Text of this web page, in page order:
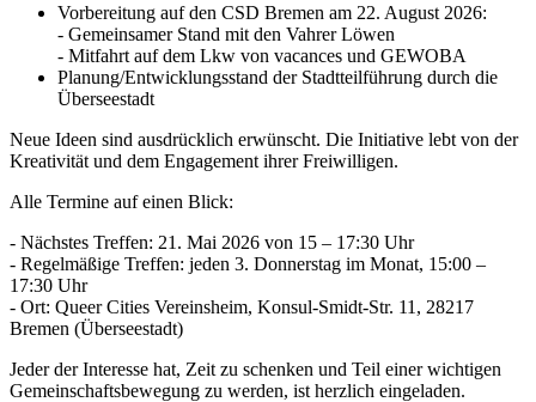
Vorbereitung auf den CSD Bremen am 22. August 2026:
- Gemeinsamer Stand mit den Vahrer Löwen
- Mitfahrt auf dem Lkw von vacances und GEWOBA
Planung/Entwicklungsstand der Stadtteilführung durch die
Überseestadt
Neue Ideen sind ausdrücklich erwünscht. Die Initiative lebt von der
Kreativität und dem Engagement ihrer Freiwilligen.
Alle Termine auf einen Blick:
- Nächstes Treffen: 21. Mai 2026 von 15 – 17:30 Uhr
- Regelmäßige Treffen: jeden 3. Donnerstag im Monat, 15:00 –
17:30 Uhr
- Ort: Queer Cities Vereinsheim, Konsul-Smidt-Str. 11, 28217
Bremen (Überseestadt)
Jeder der Interesse hat, Zeit zu schenken und Teil einer wichtigen
Gemeinschaftsbewegung zu werden, ist herzlich eingeladen.